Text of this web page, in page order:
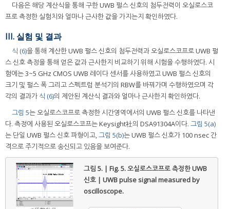
다음은 해당 계산식을 통해 구한 UWB 펄스 신호의 첨두전력이 오실로스코
프로 측정한 실험치와 얼마나 근사한 값을 가지는지 확인하였다.
III. 실험 및 결과
식 (6)을 통해 계산한 UWB 펄스 신호의 첨두전력과 오실로스코프로 UWB 펄
스 신호 측정을 통해 얻은 값과 근사한지 비교하기 위해 시험을 수행하였다. 시
험에는 3~5 GHz CMOS UWB 레이다 센서를 사용하였고 UWB 펄스 신호의
크기 및 펄스 폭 그리고 스펙트럼 분석기의 RBW를 바꿔가며 수행하였으며 각
각의 결과가 식 (6)의 제안된 계산식 결과와 얼마나 근사한지 확인하였다.
그림 5는 오실로스코프로 측정한 시간영역에서의 UWB 펄스 신호를 나타낸
다. 측정에 사용된 오실로스코프는 Keysight社의 DSA91304A이다. 그림 5(a)
는 단일 UWB 펄스 신호 파형이고,그림 5(b)는 UWB 펄스 신호가 100 nsec 간
격으로 주기적으로 송신되고 있음을 보여준다.
그림 5. | Fig. 5.오실로스코프로 측정한 UWB
신호 | UWB pulse signal measured by
oscilloscope.